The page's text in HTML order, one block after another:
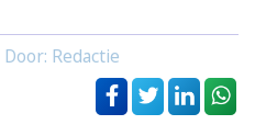
Redactie